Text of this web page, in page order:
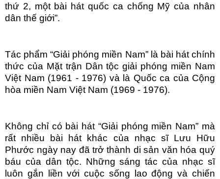
thứ 2, một bài hát quốc ca chống Mỹ của nhân
dân thế giới”.
Tác phẩm “Giải phóng miền Nam” là bài hát chính
thức của Mặt trận Dân tộc giải phóng miền Nam
Việt Nam (1961 - 1976) và là Quốc ca của Cộng
hòa miền Nam Việt Nam (1969 - 1976).
Không chỉ có bài hát “Giải phóng miền Nam” mà
rất nhiều bài hát khác của nhạc sĩ Lưu Hữu
Phước ngày nay đã trở thành di sản văn hóa quý
báu của dân tộc. Những sáng tác của nhạc sĩ
luôn gắn liền với cuộc sống lao động và chiến